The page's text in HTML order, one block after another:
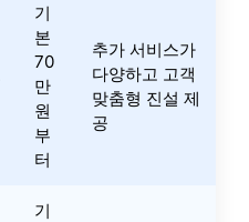
기
본
70
만
원
부
터
추가 서비스가
다양하고 고객
맞춤형 진설 제
공
기